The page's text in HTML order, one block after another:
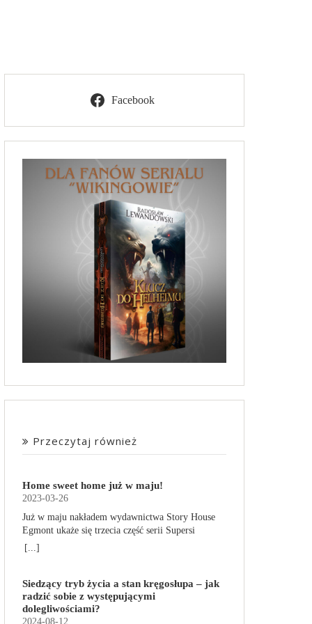
Facebook
Przeczytaj również
Home sweet home już w maju!
2023-03-26
Już w maju nakładem wydawnictwa Story House
Egmont ukaże się trzecia część serii Supersi
scenarzysty Frederic Maupome. Ten tom nosi tytuł
obdarzone supermocami i wspomagane przez
robota o imieniu Al. Są rozdarte między chęcią
prowadzenia normalnego życia wśród ludzi a
[...]
Siedzący tryb życia a stan kręgosłupa – jak
radzić sobie z występującymi
dolegliwościami?
2024-08-12